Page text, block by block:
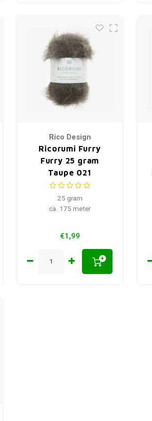
Rico Design
Ricorumi Furry
Furry 25 gram
Taupe 021
25 gram
ca. 175 meter
€1,99
+